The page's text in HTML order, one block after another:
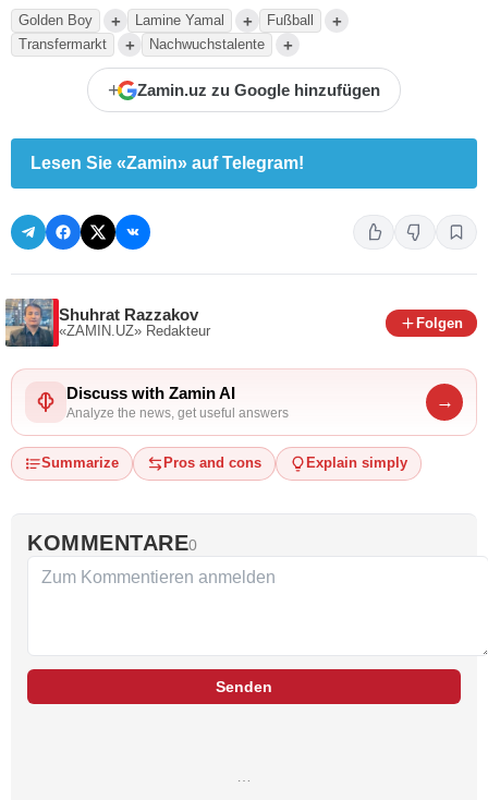
Golden Boy + Lamine Yamal + Fußball +
Transfermarkt + Nachwuchstalente +
+ Zamin.uz zu Google hinzufügen
Lesen Sie «Zamin» auf Telegram!
Shuhrat Razzakov
«ZAMIN.UZ» Redakteur
Folgen
Discuss with Zamin AI
Analyze the news, get useful answers
→
Summarize Pros and cons Explain simply
KOMMENTARE0
Senden